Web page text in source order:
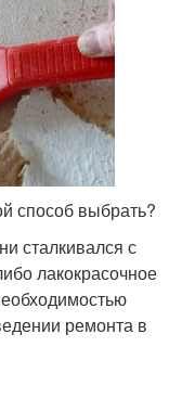
способ выбрать?
сталкивался с
лакокрасочное
ремонта в